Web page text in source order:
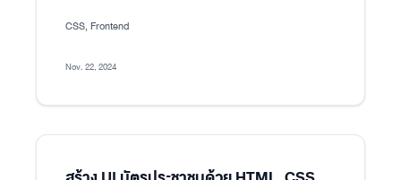
CSS, Frontend
Nov. 22, 2024